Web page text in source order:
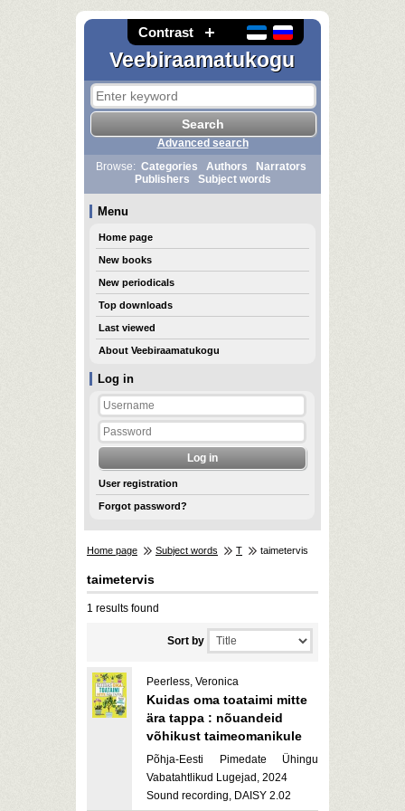
Contrast
Veebiraamatukogu
Log in
User registration
Forgot password?
Advanced search
Browse: Categories Authors
Narrators
Publishers
Subject words
Menu
Home page
New books
New periodicals
Top downloads
Last viewed
About Veebiraamatukogu
Home page Subject words T taimetervis
taimetervis
1 results found
Sort by
Peerless, Veronica
Kuidas oma toataimi mitte
ära tappa : nõuandeid
võhikust taimeomanikule
Põhja-Eesti Pimedate Ühingu
Vabatahtlikud Lugejad, 2024
Sound recording, DAISY 2.02